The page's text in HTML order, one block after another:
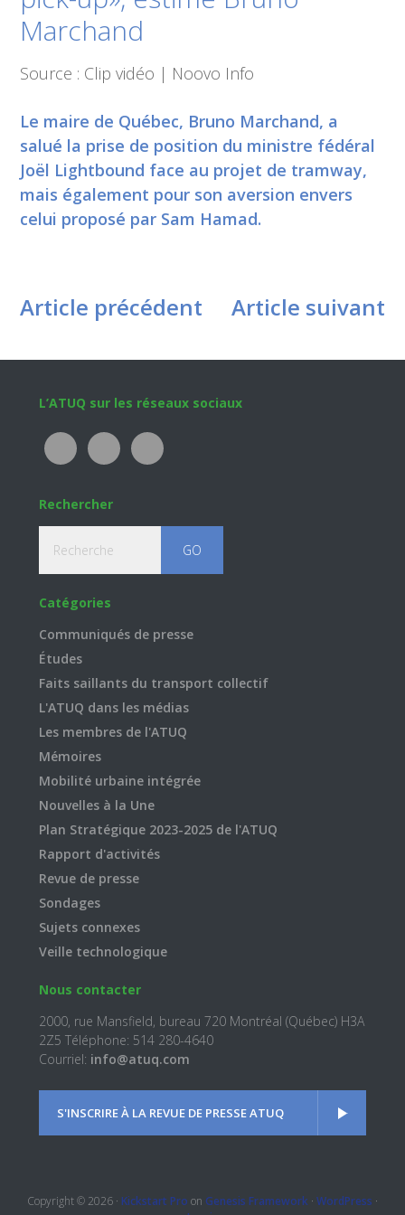
Marchand
Source : Clip vidéo | Noovo Info
Le maire de Québec, Bruno Marchand, a
salué la prise de position du ministre fédéral
Joël Lightbound face au projet de tramway,
mais également pour son aversion envers
celui proposé par Sam Hamad.
Article précédent Article suivant
Footer
L’ATUQ sur les réseaux sociaux
Rechercher
Catégories
Communiqués de presse
Études
Faits saillants du transport collectif
L'ATUQ dans les médias
Les membres de l'ATUQ
Mémoires
Mobilité urbaine intégrée
Nouvelles à la Une
Plan Stratégique 2023-2025 de l'ATUQ
Rapport d'activités
Revue de presse
Sondages
Sujets connexes
Veille technologique
Nous contacter
2000, rue Mansfield, bureau 720 Montréal (Québec) H3A
2Z5 Téléphone: 514 280-4640
Courriel: info@atuq.com
S'INSCRIRE À LA REVUE DE PRESSE ATUQ
Copyright © 2026 · Kickstart Pro on Genesis Framework · WordPress ·